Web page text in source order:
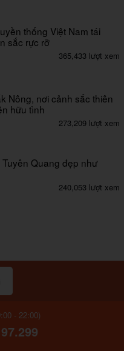
thống Việt Nam tái
sắc rực rỡ
365,433 lượt xem
Nông, nơi cảnh sắc thiên
hữu tình
273,209 lượt xem
Quang đẹp như
240,053 lượt xem
- 22:00)